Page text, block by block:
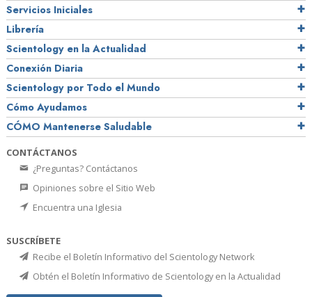
Servicios Iniciales
Librería
Scientology en la Actualidad
Conexión Diaria
Scientology por Todo el Mundo
Cómo Ayudamos
CÓMO Mantenerse Saludable
CONTÁCTANOS
¿Preguntas? Contáctanos
Opiniones sobre el Sitio Web
Encuentra una Iglesia
SUSCRÍBETE
Recibe el Boletín Informativo del Scientology Network
Obtén el Boletín Informativo de Scientology en la Actualidad